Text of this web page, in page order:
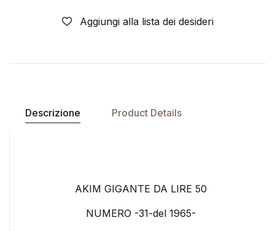
Aggiungi alla lista dei desideri
Descrizione Product Details
AKIM GIGANTE DA LIRE 50
NUMERO -31-del 1965-